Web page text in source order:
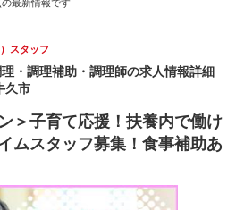
最新情報です
スタッフ
・調理補助・調理師の求人情報詳細
久市
＞子育て応援！扶養内で働け
ムスタッフ募集！食事補助あ